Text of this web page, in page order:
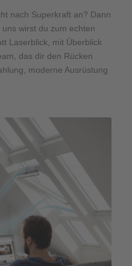
nach Superkraft an? Dann
wirst du zum echten
Laserblick, mit Überblick
das dir den Rücken
moderne Ausrüstung